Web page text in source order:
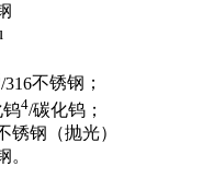
/316不锈钢；
钨4/碳化钨；
锈钢（抛光）
。